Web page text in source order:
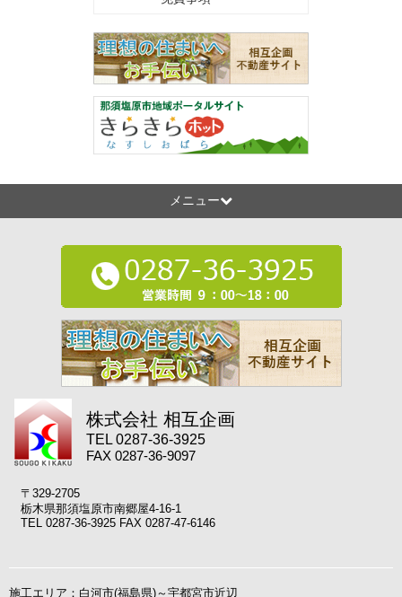
メニュー
株式会社 相互企画
TEL 0287-36-3925
FAX 0287-36-9097
〒329-2705
栃木県那須塩原市南郷屋4-16-1
TEL 0287-36-3925 FAX 0287-47-6146
施工エリア：白河市(福島県)～宇都宮市近辺